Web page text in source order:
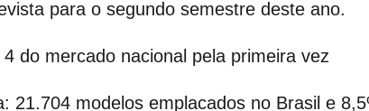
para o segundo semestre deste ano.
do mercado nacional pela primeira vez
21.704 modelos emplacados no Brasil e